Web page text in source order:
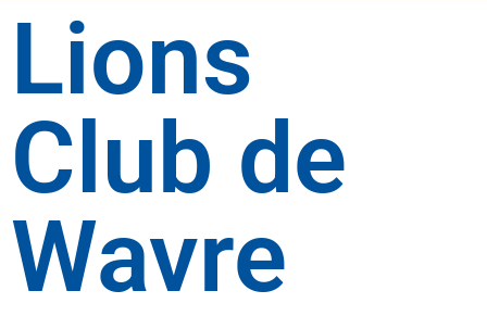
Lions
Club de
Wavre